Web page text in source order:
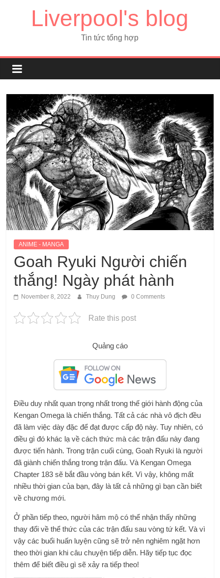
Liverpool's blog
Tin tức tổng hợp
ANIME - MANGA
Goah Ryuki Người chiến
thắng! Ngày phát hành
November 8, 2022 Thuy Dung 0 Comments
Rate this post
Quảng cáo
Điều duy nhất quan trọng nhất trong thế giới hành động của
Kengan Omega là chiến thắng. Tất cả các nhà vô địch đều
đã làm việc dày đặc để đạt được cấp độ này. Tuy nhiên, có
điều gì đó khác lạ về cách thức mà các trận đấu này đang
được tiến hành. Trong trận cuối cùng, Goah Ryuki là người
đã giành chiến thắng trong trận đấu. Và Kengan Omega
Chapter 183 sẽ bắt đầu vòng bán kết. Vì vậy, không mất
nhiều thời gian của bạn, đây là tất cả những gì bạn cần biết
về chương mới.
Ở phần tiếp theo, người hâm mộ có thể nhận thấy những
thay đổi về thể thức của các trận đấu sau vòng tứ kết. Và vì
vậy các buổi huấn luyện cũng sẽ trở nên nghiêm ngặt hơn
theo thời gian khi câu chuyện tiếp diễn. Hãy tiếp tục đọc
thêm để biết điều gì sẽ xảy ra tiếp theo!